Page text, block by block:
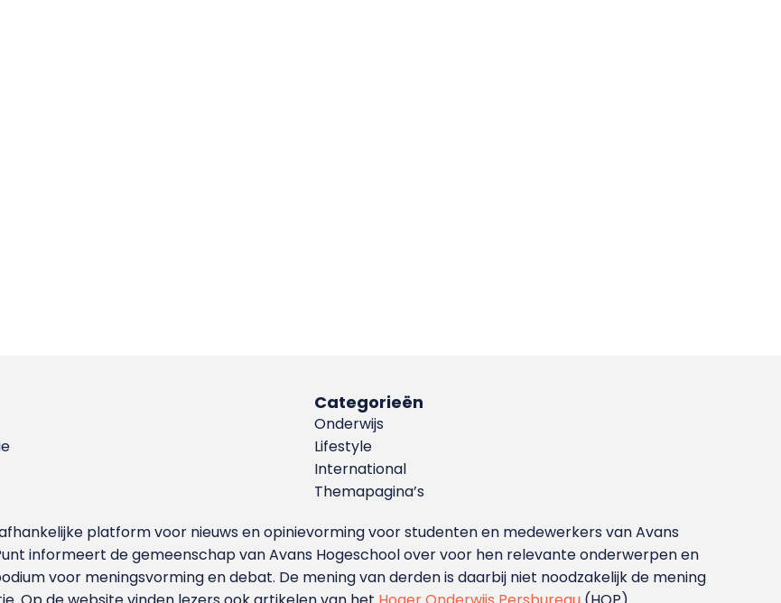
Categorieën
Onderwijs
Lifestyle
International
Themapagina’s
platform voor nieuws en opinievorming voor studenten en medewerkers van Avans
informeert de gemeenschap van Avans Hogeschool over voor hen relevante onderwerpen en
voor meningsvorming en debat. De mening van derden is daarbij niet noodzakelijk de mening